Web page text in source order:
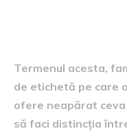
Termenul acesta,
de etichetă pe care
ofere neapărat
să faci distincția